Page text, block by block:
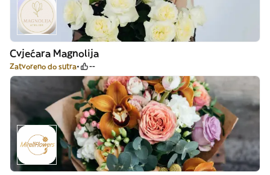
Cvjećara Magnolija
Zatvoreno do sutra --